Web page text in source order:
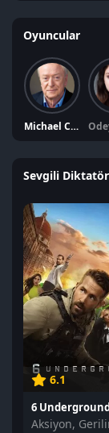
Oyuncular
Michael Caine
Sevgili
6.1
6
Aksiyon,